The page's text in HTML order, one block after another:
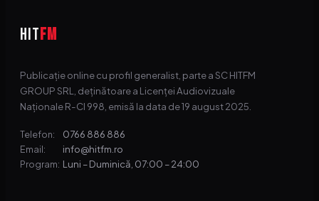
HITFM
Publicație online cu profil generalist, parte a SC HITFM
GROUP SRL, deținătoare a Licenței Audiovizuale
Naționale R-CI 998, emisă la data de 19 august 2025.
Telefon: 0766 886 886
Email: info@hitfm.ro
Program: Luni – Duminică, 07:00 – 24:00